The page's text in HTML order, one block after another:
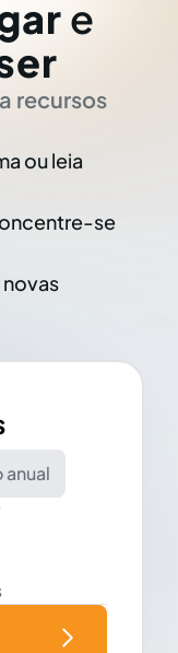
e
recursos
ou leia
se
anual